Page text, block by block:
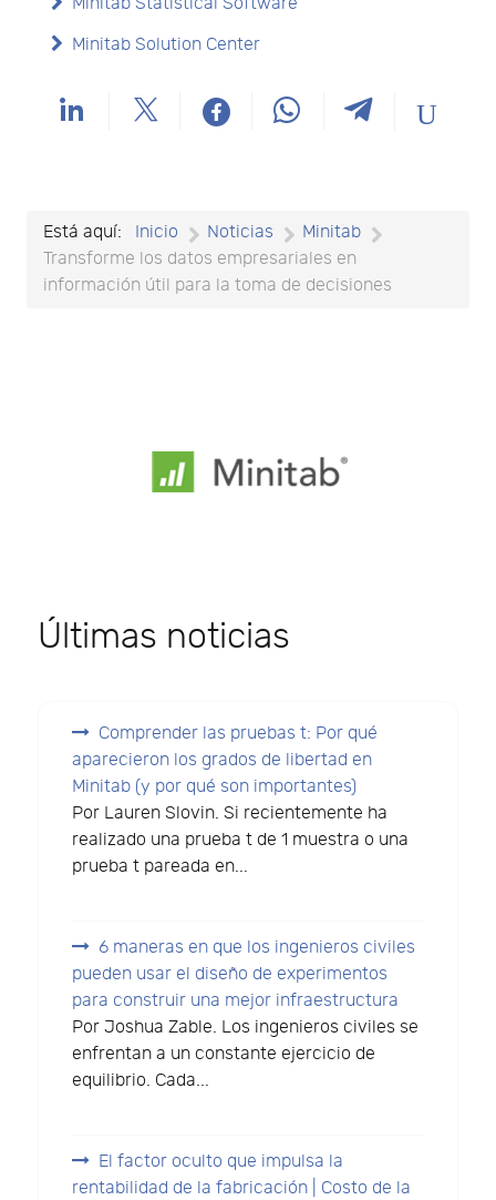
Minitab Solution Center
Está aquí: Inicio Noticias
Minitab
Transforme los datos empresariales en
información útil para la toma de decisiones
Últimas noticias
Comprender las pruebas t: Por qué
aparecieron los grados de libertad en
Minitab (y por qué son importantes)
Por Lauren Slovin. Si recientemente ha
realizado una prueba t de 1 muestra o una
prueba t pareada en...
6 maneras en que los ingenieros civiles
pueden usar el diseño de experimentos
para construir una mejor infraestructura
Por Joshua Zable. Los ingenieros civiles se
enfrentan a un constante ejercicio de
equilibrio. Cada...
El factor oculto que impulsa la
rentabilidad de la fabricación | Costo de la